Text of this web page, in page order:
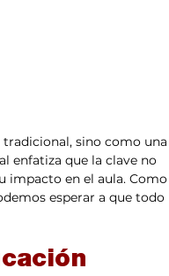
sino como una
enfatiza que la clave no
impacto en el aula. Como
esperar a que todo